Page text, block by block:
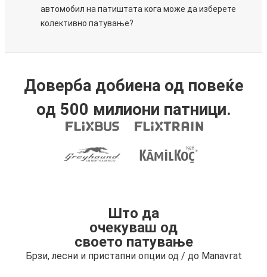
автомобил на патиштата кога може да изберете
колективно патување?
Доверба добиена од повеќе
од 500 милиони патници.
Што да
очекуваш од
своето патување
Брзи, лесни и пристапни опции од / до Маnavгat